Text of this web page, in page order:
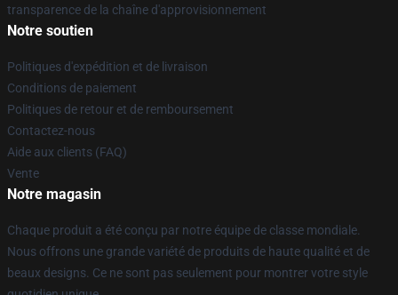
transparence de la chaîne d'approvisionnement
Notre soutien
Politiques d'expédition et de livraison
Conditions de paiement
Politiques de retour et de remboursement
Contactez-nous
Aide aux clients (FAQ)
Vente
Notre magasin
Chaque produit a été conçu par notre équipe de classe mondiale.
Nous offrons une grande variété de produits de haute qualité et de
beaux designs. Ce ne sont pas seulement pour montrer votre style